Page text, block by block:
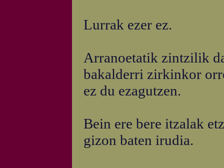
Lurrak ezer ez.
Arranoetatik zintzilik
bakalderri zirkinkor
ez du ezagutzen.
Bein ere bere itzalak
gizon baten irudia.